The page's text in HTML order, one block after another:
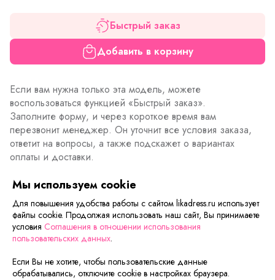
Быстрый заказ
Добавить в корзину
Если вам нужна только эта модель, можете
воспользоваться функцией «Быстрый заказ».
Заполните форму, и через короткое время вам
перезвонит менеджер. Он уточнит все условия заказа,
ответит на вопросы, а также подскажет о вариантах
оплаты и доставки.
Описание товараХарактеристики товараОтзывы
Сейчас на сайте смотрят
Мы используем cookie
Для повышения удобства работы с сайтом likadress.ru использует
файлы cookie. Продолжая использовать наш сайт, Вы принимаете
условия Соглашения в отношении использования
пользовательских данных.
Если Вы не хотите, чтобы пользовательские данные
обрабатывались, отключите cookie в настройках браузера.